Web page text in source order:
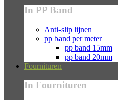
In PP Band
Anti-slip lijnen
pp band per meter
pp band 15mm
pp band 20mm
Fournituren
In Fournituren